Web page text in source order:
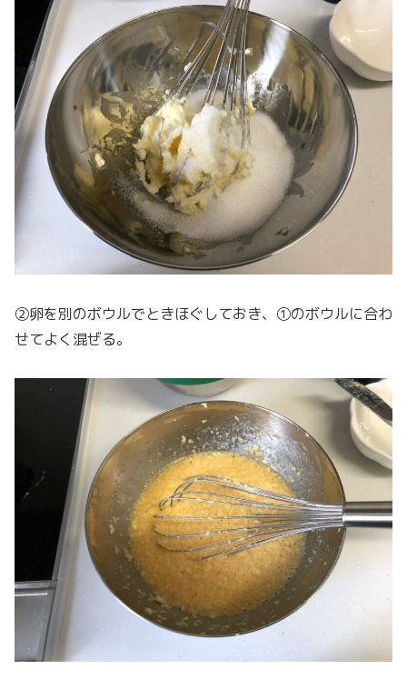
②卵を別のボウルでときほぐしておき、①のボウルに合わ
せてよく混ぜる。